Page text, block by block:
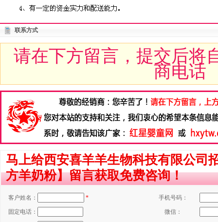
联系方式
请在下方留言，提交后将
商电话
马上给西安喜羊羊生物科技有限公司
方羊奶粉】留言获取免费咨询！
客户姓名： * 手机号码：
固定电话： 微信：